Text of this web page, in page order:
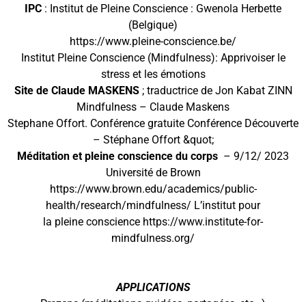
IPC : Institut de Pleine Conscience : Gwenola Herbette
(Belgique)
https://www.pleine-conscience.be/
Institut Pleine Conscience (Mindfulness): Apprivoiser le
stress et les émotions
Site de Claude MASKENS; traductrice de Jon Kabat ZINN
Mindfulness – Claude Maskens
Stephane Offort. Conférence gratuite Conférence Découverte
– Stéphane Offort &quot;
Méditation et pleine conscience du corps – 9/12/ 2023
Université de Brown
https://www.brown.edu/academics/public-
health/research/mindfulness/ L’institut pour
la pleine conscience https://www.institute-for-
mindfulness.org/
APPLICATIONS